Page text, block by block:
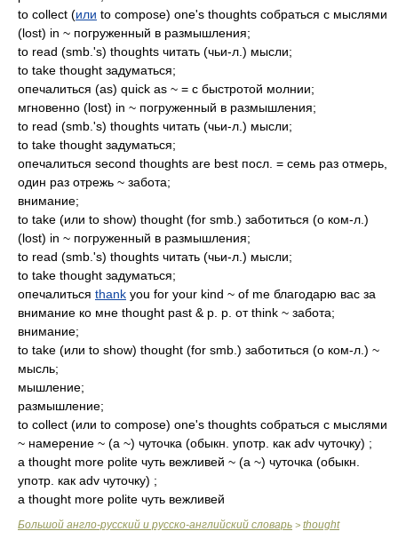
to collect (или to compose) one's thoughts собраться с мыслями
(lost) in ~ погруженный в размышления;
to read (smb.'s) thoughts читать (чьи-л.) мысли;
to take thought задуматься;
опечалиться (as) quick as ~ = с быстротой молнии;
мгновенно (lost) in ~ погруженный в размышления;
to read (smb.'s) thoughts читать (чьи-л.) мысли;
to take thought задуматься;
опечалиться second thoughts are best посл. = семь раз отмерь,
один раз отрежь ~ забота;
внимание;
to take (или to show) thought (for smb.) заботиться (о ком-л.)
(lost) in ~ погруженный в размышления;
to read (smb.'s) thoughts читать (чьи-л.) мысли;
to take thought задуматься;
опечалиться thank you for your kind ~ of me благодарю вас за
внимание ко мне thought past & p. p. от think ~ забота;
внимание;
to take (или to show) thought (for smb.) заботиться (о ком-л.) ~
мысль;
мышление;
размышление;
to collect (или to compose) one's thoughts собраться с мыслями
~ намерение ~ (а ~) чуточка (обыкн. употр. как adv чуточку) ;
a thought more polite чуть вежливей ~ (а ~) чуточка (обыкн.
употр. как adv чуточку) ;
a thought more polite чуть вежливей
Большой англо-русский и русско-английский словарь > thought